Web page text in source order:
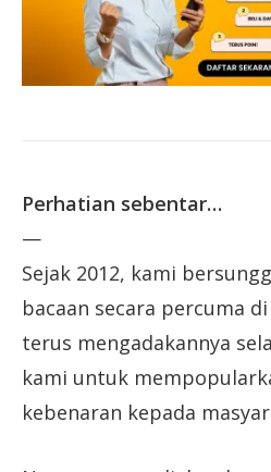
Perhatian sebentar…
—
Sejak 2012, kami
bacaan secara percuma
terus mengadakannya
kami untuk
kebenaran kepada